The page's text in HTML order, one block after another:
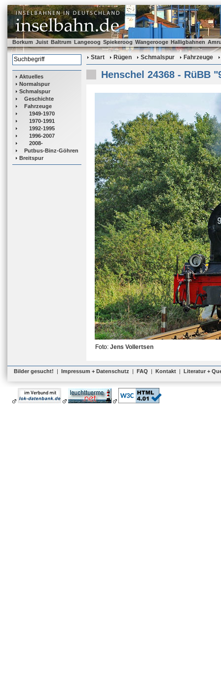
Borkum Juist Baltrum Langeoog Spiekeroog Wangerooge Halligbahnen
Aktuelles
Normalspur
Schmalspur
Geschichte
Fahrzeuge
1949-1970
1970-1991
1992-1995
1996-2007
2008-
Putbus-Binz-Göhren
Breitspur
Start Rügen Schmalspur Fahrzeuge
Henschel 24368 - RüBB
Foto: Jens Vollertsen
Bilder gesucht! | Impressum + Datenschutz | FAQ | Kontakt | Literatur +